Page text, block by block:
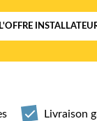
Livraison